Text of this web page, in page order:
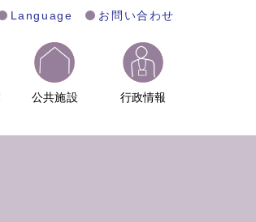
Language お問い合わせ
公共施設 行政情報